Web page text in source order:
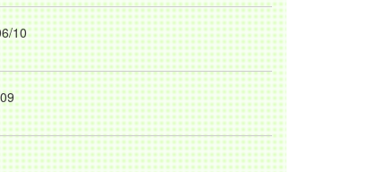
10